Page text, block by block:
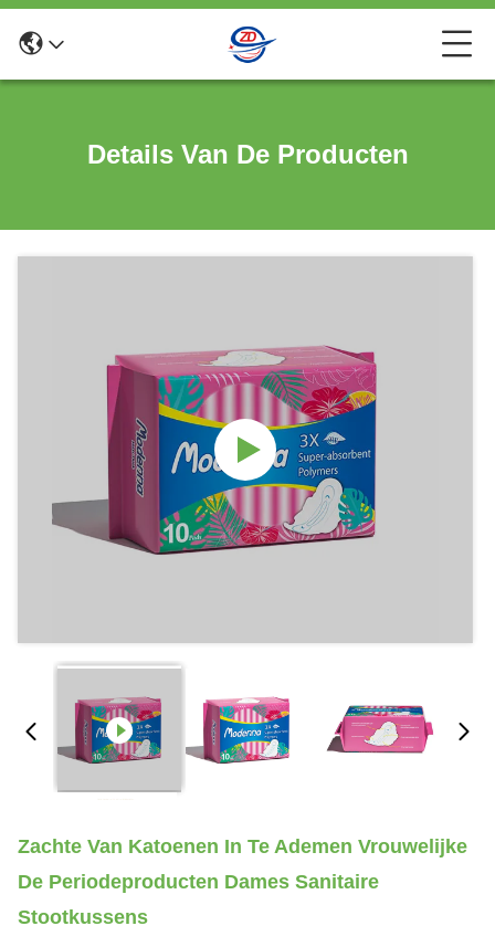
Details Van De Producten
Zachte Van Katoenen In Te Ademen Vrouwelijke
De Periodeproducten Dames Sanitaire
Stootkussens